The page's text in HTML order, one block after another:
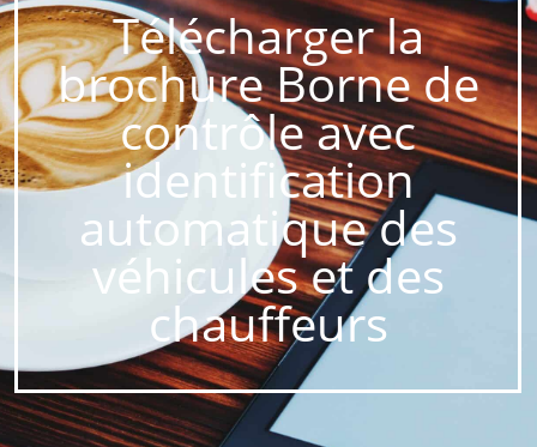
Télécharger la
brochure Borne de
contrôle avec
identification
automatique des
véhicules et des
chauffeurs